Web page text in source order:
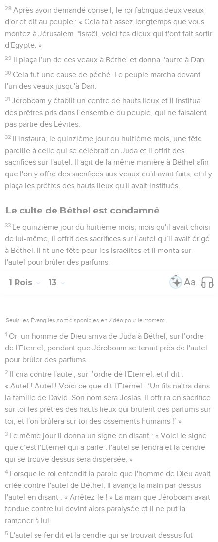
28 Après avoir demandé conseil, le roi fabriqua deux veaux
d'or et dit au peuple : « Cela fait assez longtemps que vous
montez à Jérusalem. *Israël, voici tes dieux qui t'ont fait sortir
d'Egypte. »
29 Il plaça l'un de ces veaux à Béthel et donna l'autre à Dan.
30 Cela fut une cause de péché. Le peuple marcha devant
l'un des veaux jusqu'à Dan.
31 Jéroboam y établit un centre de hauts lieux et il institua
des prêtres pris dans l’ensemble du peuple, qui ne faisaient
pas partie des Lévites.
32 Il instaura, le quinzième jour du huitième mois, une fête
pareille à celle qui se célébrait en Juda et il offrit des
sacrifices sur l'autel. Il agit de la même manière à Béthel afin
que l'on y offre des sacrifices aux veaux qu'il avait faits, et il y
plaça les prêtres des hauts lieux qu'il avait institués.
Le culte de Béthel est condamné
33 Le quinzième jour du huitième mois, mois qu'il avait choisi
de lui-même, il offrit des sacrifices sur l’autel qu’il avait érigé
à Béthel. Il fit une fête pour les Israélites et il monta sur
l'autel pour brûler des parfums.
1 Rois 13
Seuls les Évangiles sont disponibles en vidéo pour le moment.
1 Or, un homme de Dieu arriva de Juda à Béthel, sur l’ordre
de l'Eternel, pendant que Jéroboam se tenait près de l'autel
pour brûler des parfums.
2 Il cria contre l'autel, sur l’ordre de l'Eternel, et il dit :
« Autel ! Autel ! Voici ce que dit l'Eternel : ‘Un fils naîtra dans
la famille de David. Son nom sera Josias. Il offrira en sacrifice
sur toi les prêtres des hauts lieux qui brûlent des parfums sur
toi, et l'on brûlera sur toi des ossements humains !’ »
3 Le même jour il donna un signe en disant : « Voici le signe
que c’est l'Eternel qui a parlé : l'autel se fendra et la cendre
qui se trouve dessus sera dispersée. »
4 Lorsque le roi entendit la parole que l'homme de Dieu avait
criée contre l'autel de Béthel, il avança la main par-dessus
l'autel en disant : « Arrêtez-le ! » La main que Jéroboam avait
tendue contre lui devint alors paralysée et il ne put la
ramener à lui.
5 L'autel se fendit et la cendre qui se trouvait dessus fut